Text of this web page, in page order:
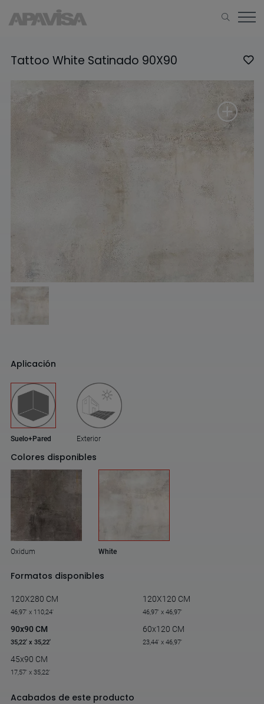
Tattoo White Satinado 90X90
Aplicación
Suelo+Pared Exterior
Colores disponibles
Oxidum White
Formatos disponibles
120X280 CM
46,97' x 110,24'
120X120 CM
46,97' x 46,97'
90x90 CM
35,22' x 35,22'
60x120 CM
23,44' x 46,97'
45x90 CM
17,57' x 35,22'
Acabados de este producto